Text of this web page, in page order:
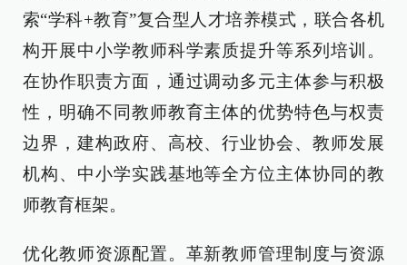
索“学科+教育”复合型人才培养模式，联合各机
构开展中小学教师科学素质提升等系列培训。
在协作职责方面，通过调动多元主体参与积极
性，明确不同教师教育主体的优势特色与权责
边界，建构政府、高校、行业协会、教师发展
机构、中小学实践基地等全方位主体协同的教
师教育框架。
优化教师资源配置。革新教师管理制度与资源